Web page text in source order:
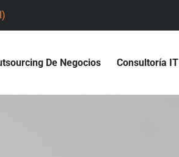
De Negocios Consultoría IT